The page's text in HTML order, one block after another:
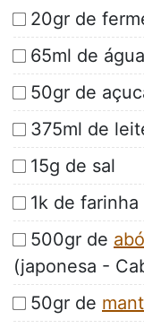
20gr de
65ml de
50gr de
375ml de
15g de sal
1k de farinha
500gr de
(japonesa -
50gr de